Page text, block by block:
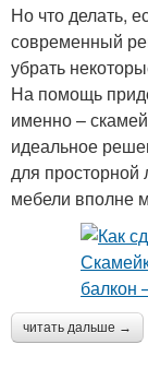
Но что делать,
современный
убрать
На помощь
именно –
идеальное
для просторной
мебели вполне
читать дальше →